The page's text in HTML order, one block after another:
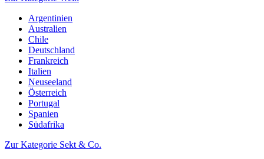
Argentinien
Australien
Chile
Deutschland
Frankreich
Italien
Neuseeland
Österreich
Portugal
Spanien
Südafrika
Zur Kategorie Sekt & Co.